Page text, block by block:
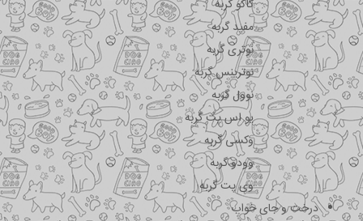
کاکو گربه
مفید گربه
نوتری گربه
نوترینس گربه
نوول گربه
یو اس پت گربه
وکسی گربه
وودو گربه
وی پت گربه
درخت و جای خواب